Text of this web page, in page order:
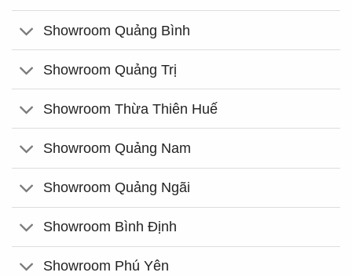
Showroom Quảng Bình
Showroom Quảng Trị
Showroom Thừa Thiên Huế
Showroom Quảng Nam
Showroom Quảng Ngãi
Showroom Bình Định
Showroom Phú Yên